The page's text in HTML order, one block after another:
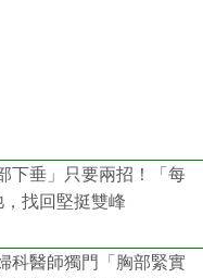
下垂」只要兩招！「每
找回堅挺雙峰
科醫師獨門「胸部緊實